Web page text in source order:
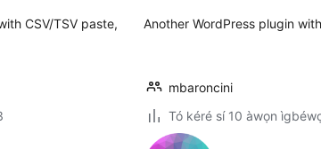
CSV/TSV paste,
Another WordPress plugin
mbaroncini
Tó kéré sí 10 àwọn